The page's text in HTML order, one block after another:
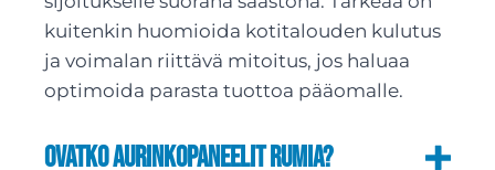
kuitenkin huomioida kotitalouden kulutus
ja voimalan riittävä mitoitus, jos haluaa
optimoida parasta tuottoa pääomalle.
Ovatko aurinkopaneelit rumia?